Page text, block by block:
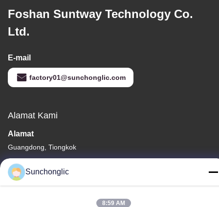
Foshan Suntway Technology Co.
Ltd.
E-mail
factory01@sunchonglic.com
Alamat Kami
Alamat
Guangdong, Tiongkok
Telp
86--13711271181
Sunchonglic
8:59 AM